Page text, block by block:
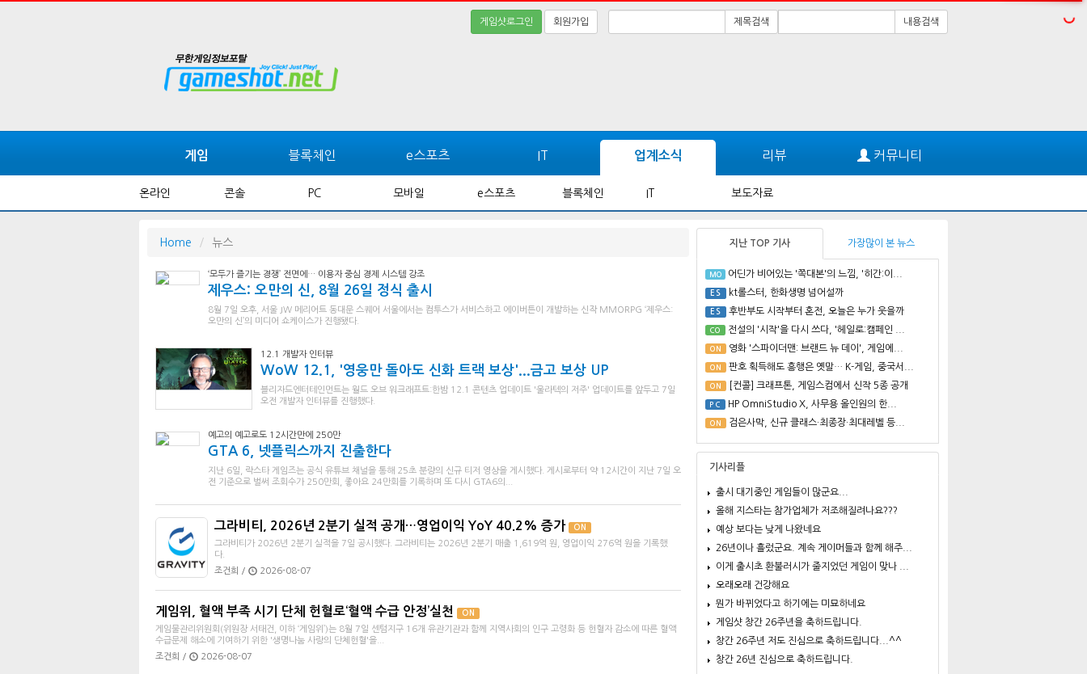
게임샷로그인 회원가입 제목검색 내용검색
게임 블록체인 e스포츠 IT 업계소식 리뷰 커뮤니티
온라인 콘솔 PC 모바일 e스포츠 블록체인 IT 보도자료
Home 뉴스
‘모두가 즐기는 경쟁’ 전면에… 이용자 중심 경제 시스템 강조
제우스: 오만의 신, 8월 26일 정식 출시
8월 7일 오후, 서울 JW 메리어트 동대문 스퀘어 서울에서는 컴투스가 서비스하고 에이버튼이 개발하는 신작 MMORPG ‘제우스:
오만의 신’의 미디어 쇼케이스가 진행됐다.
12.1 개발자 인터뷰
WoW 12.1, '영웅만 돌아도 신화 트랙 보상'...금고 보상 UP
블리자드엔터테인먼트는 월드 오브 워크래프트:한밤 12.1 콘텐츠 업데이트 '울라텍의 저주' 업데이트를 앞두고 7일
오전 개발자 인터뷰를 진행했다.
예고의 예고로도 12시간만에 250만
GTA 6, 넷플릭스까지 진출한다
지난 6일, 락스타 게임즈는 공식 유튜브 채널을 통해 25초 분량의 신규 티저 영상을 게시했다. 게시로부터 약 12시간이 지난 7일 오
전 기준으로 벌써 조회수가 250만회, 좋아요 24만회를 기록하며 또 다시 GTA6의...
그라비티, 2026년 2분기 실적 공개…영업이익 YoY 40.2% 증가 ON
그라비티가 2026년 2분기 실적을 7일 공시했다. 그라비티는 2026년 2분기 매출 1,619억 원, 영업이익 276억 원을 기록했
다.
조건희 /
2026-08-07
게임위, 혈액 부족 시기 단체 헌혈로‘혈액 수급 안정’실천 ON
게임물관리위원회(위원장 서태건, 이하 ‘게임위’)는 8월 7일 센텀지구 16개 유관기관과 함께 지역사회의 인구 고령화 등 헌혈자 감소에 따른 혈액
수급문제 해소에 기여하기 위한 '생명나눔 사랑의 단체헌혈'을...
조건희 /
2026-08-07
지난 TOP 기사 가장많이 본 뉴스
MO 어딘가 비어있는 '쪽대본'의 느낌, '히간:이...
ES kt롤스터, 한화생명 넘어설까
ES 후반부도 시작부터 혼전, 오늘은 누가 웃을까
CO 전설의 '시작'을 다시 쓰다, '헤일로:캠페인 ...
ON 영화 '스파이더맨: 브랜드 뉴 데이', 게임에...
ON 판호 획득해도 흥행은 옛말… K-게임, 중국서...
ON [컨콜] 크래프톤, 게임스컴에서 신작 5종 공개
PC HP OmniStudio X, 사무용 올인원의 한...
ON 검은사막, 신규 클래스·최종장·최대레벨 등...
기사리플
출시 대기중인 게임들이 많군요...
올해 지스타는 참가업체가 저조해질려나요???
예상 보다는 낮게 나왔네요
26년이나 흘렀군요. 계속 게이머들과 함께 해주...
이게 출시초 환불러시가 줄지었던 게임이 맞나 ...
오래오래 건강해요
뭔가 바뀌었다고 하기에는 미묘하네요
게임샷 창간 26주년을 축하드립니다.
창간 26주년 저도 진심으로 축하드립니다...^^
창간 26년 진심으로 축하드립니다.